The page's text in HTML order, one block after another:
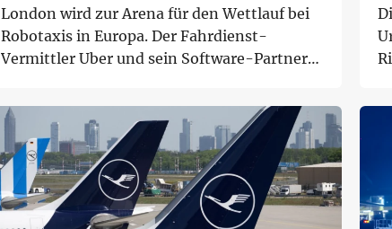
London wird zur Arena für den Wettlauf bei
Robotaxis in Europa. Der Fahrdienst-
Vermittler Uber und sein Software-Partner